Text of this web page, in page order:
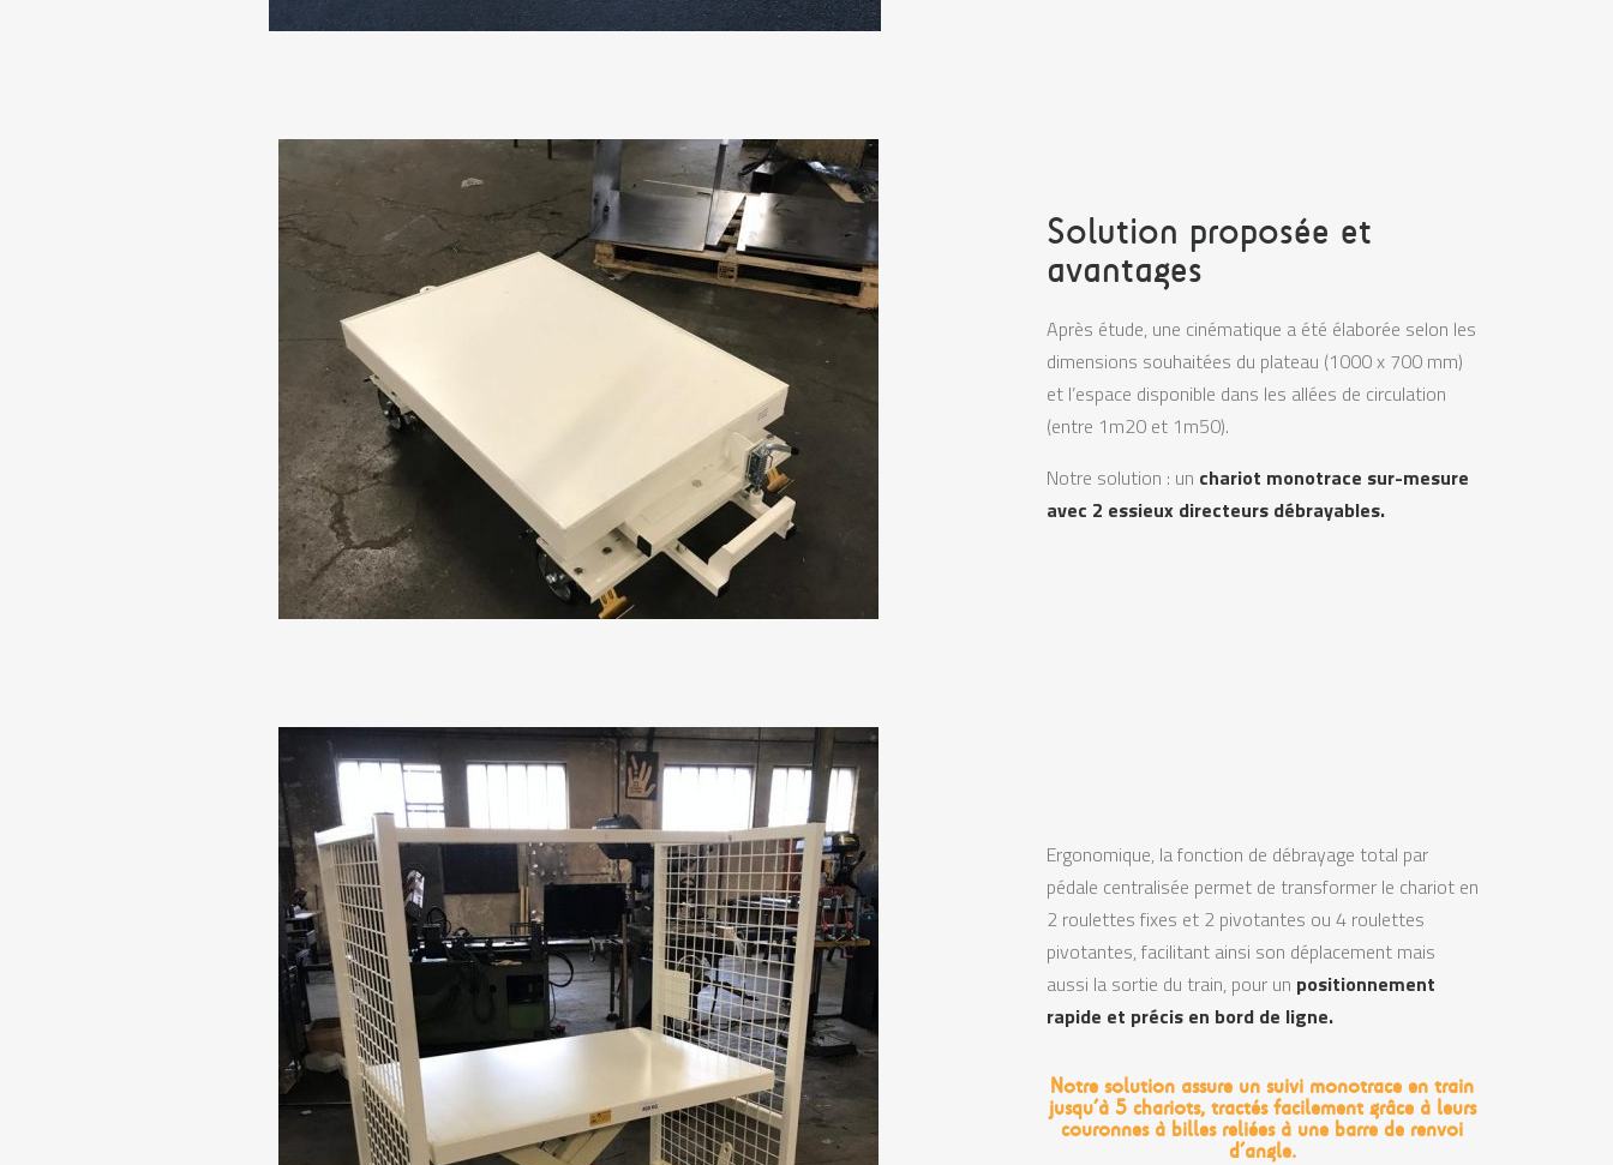
Solution proposée et
avantages
Après étude, une cinématique a été élaborée selon les
dimensions souhaitées du plateau (1000 x 700 mm)
et l’espace disponible dans les allées de circulation
(entre 1m20 et 1m50).
Notre solution : un chariot monotrace sur-mesure
avec 2 essieux directeurs débrayables.
Ergonomique, la fonction de débrayage total par
pédale centralisée permet de transformer le chariot en
2 roulettes fixes et 2 pivotantes ou 4 roulettes
pivotantes, facilitant ainsi son déplacement mais
aussi la sortie du train, pour un positionnement
rapide et précis en bord de ligne.
Notre solution assure un suivi monotrace en train
jusqu’à 5 chariots, tractés facilement grâce à leurs
couronnes à billes reliées à une barre de renvoi
d’angle.